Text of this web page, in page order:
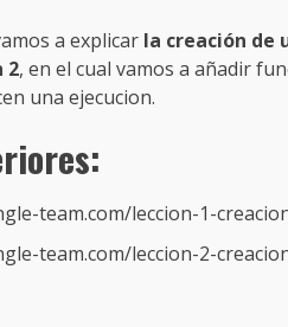
a explicar la creación de
2, en el cual vamos a añadir
una ejecucion.
team.com/leccion-1-
team.com/leccion-2-